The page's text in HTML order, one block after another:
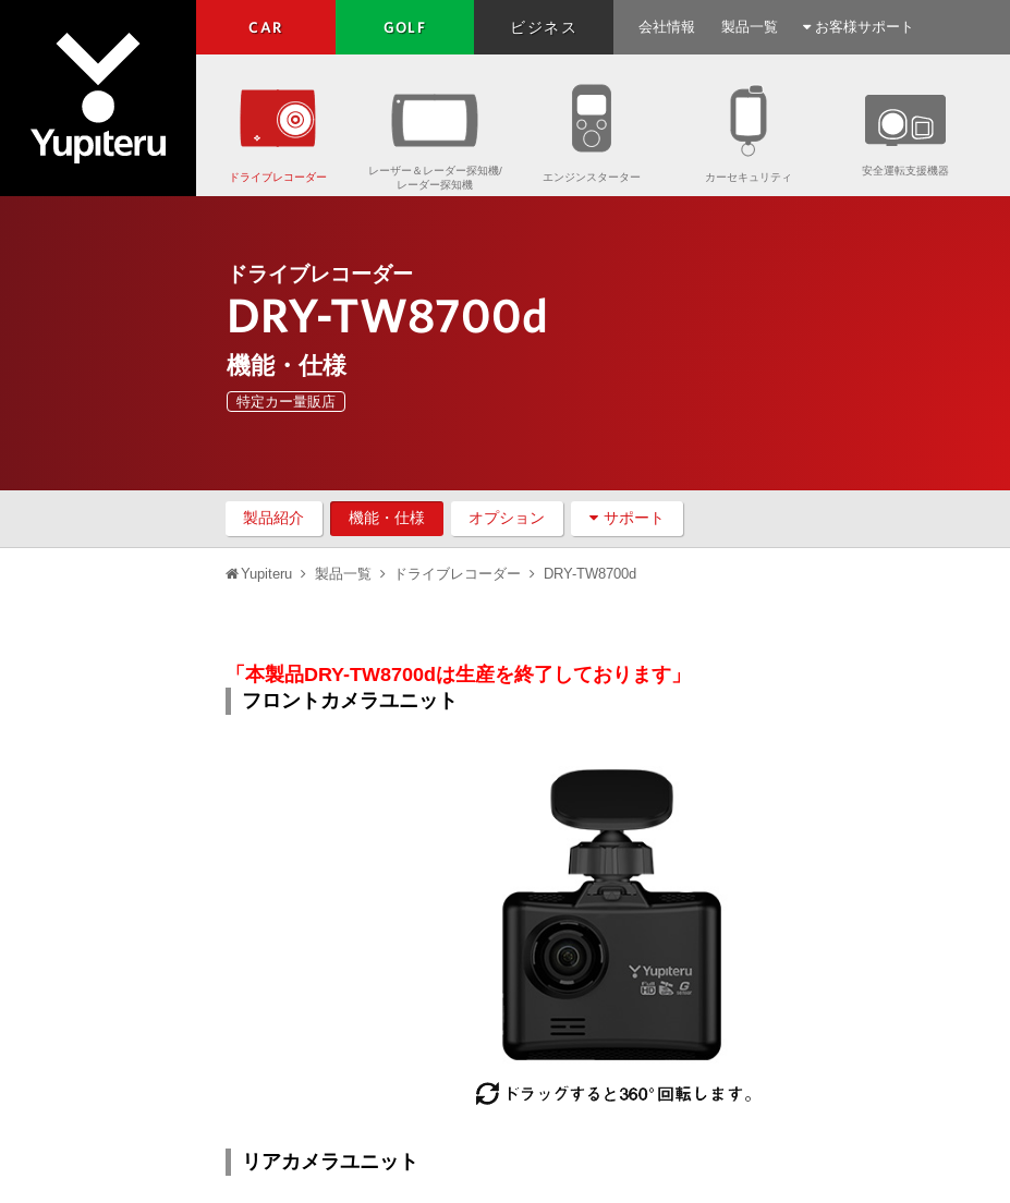
CAR GOLF ビジネス 会社情報 製品一覧 お客様サポート
ドライブレコーダー
レーザー＆レーダー探知機/
レーダー探知機
エンジンスターター カーセキュリティ
安全運転支援機器
ドライブレコーダー
DRY-TW8700d
機能・仕様
特定カー量販店
製品紹介 機能・仕様 オプション サポート
Yupiteru 製品一覧 ドライブレコーダー DRY-TW8700d
「本製品DRY-TW8700dは生産を終了しております」
フロントカメラユニット
リアカメラユニット